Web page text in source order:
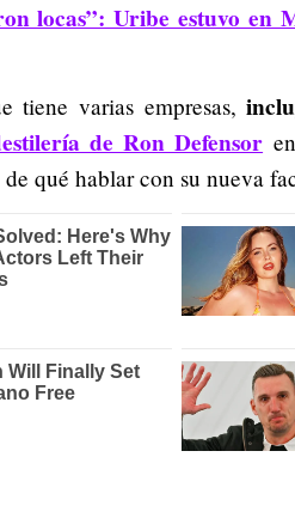
locas”: Uribe estuvo en
tiene varias empresas,
de Ron Defensor
qué hablar con su nueva